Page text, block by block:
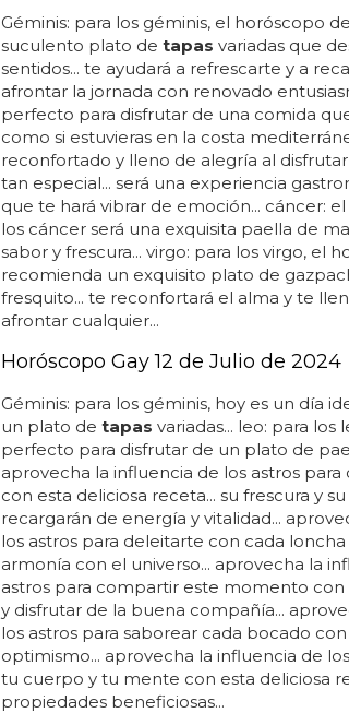
Géminis: para los géminis, el horóscopo
suculento plato de tapas variadas que
sentidos... te ayudará a refrescarte y a
afrontar la jornada con renovado
perfecto para disfrutar de una comida
como si estuvieras en la costa
reconfortado y lleno de alegría al
tan especial... será una experiencia
que te hará vibrar de emoción... cáncer:
los cáncer será una exquisita paella de
sabor y frescura... virgo: para los virgo, el
recomienda un exquisito plato de
fresquito... te reconfortará el alma y te
afrontar cualquier...
Horóscopo Gay 12 de Julio de 2024
Géminis: para los géminis, hoy es un día
un plato de tapas variadas... leo: para los
perfecto para disfrutar de un plato de
aprovecha la influencia de los astros
con esta deliciosa receta... su frescura y
recargarán de energía y vitalidad...
los astros para deleitarte con cada
armonía con el universo... aprovecha la
astros para compartir este momento con
y disfrutar de la buena compañía...
los astros para saborear cada bocado
optimismo... aprovecha la influencia de
tu cuerpo y tu mente con esta deliciosa
propiedades beneficiosas...